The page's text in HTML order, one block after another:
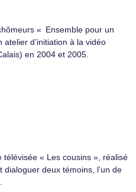
« Ensemble pour un
d’initiation à la vidéo
en 2004 et 2005.
« Les cousins », réalisé
deux témoins, l’un de